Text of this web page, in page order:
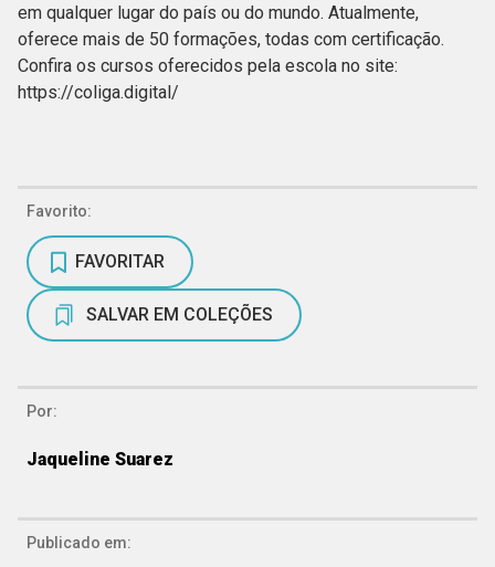
em qualquer lugar do país ou do mundo. Atualmente,
oferece mais de 50 formações, todas com certificação.
Confira os cursos oferecidos pela escola no site:
https://coliga.digital/
Favorito:
FAVORITAR
SALVAR EM COLEÇÕES
Por:
Jaqueline Suarez
Publicado em: